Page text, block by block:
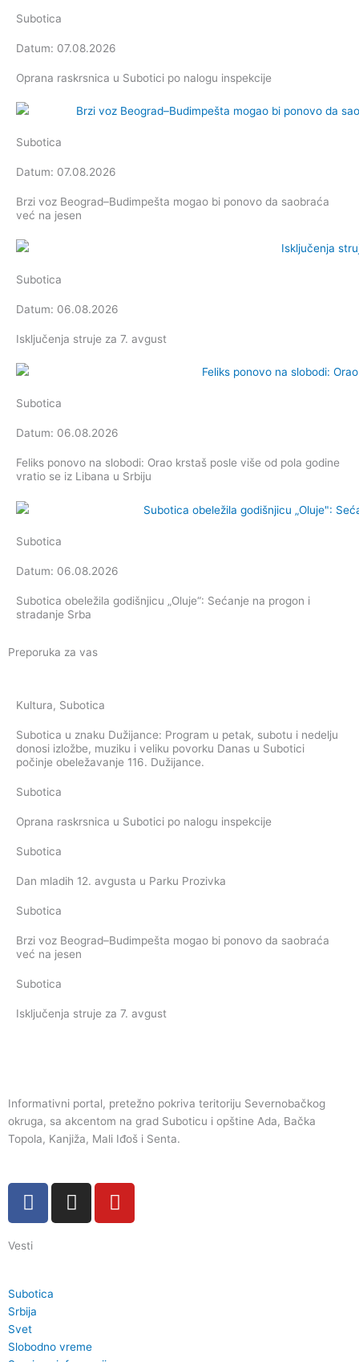
Subotica
Datum: 07.08.2026
Oprana raskrsnica u Subotici po nalogu inspekcije
Subotica
Datum: 07.08.2026
Brzi voz Beograd–Budimpešta mogao bi ponovo da saobraća
već na jesen
Subotica
Datum: 06.08.2026
Isključenja struje za 7. avgust
Subotica
Datum: 06.08.2026
Feliks ponovo na slobodi: Orao krstaš posle više od pola godine
vratio se iz Libana u Srbiju
Subotica
Datum: 06.08.2026
Subotica obeležila godišnjicu „Oluje“: Sećanje na progon i
stradanje Srba
Preporuka za vas
Kultura, Subotica
Subotica u znaku Dužijance: Program u petak, subotu i nedelju
donosi izložbe, muziku i veliku povorku Danas u Subotici
počinje obeležavanje 116. Dužijance.
Subotica
Oprana raskrsnica u Subotici po nalogu inspekcije
Subotica
Dan mladih 12. avgusta u Parku Prozivka
Subotica
Brzi voz Beograd–Budimpešta mogao bi ponovo da saobraća
već na jesen
Subotica
Isključenja struje za 7. avgust
Informativni portal, pretežno pokriva teritoriju Severnobačkog
okruga, sa akcentom na grad Suboticu i opštine Ada, Bačka
Topola, Kanjiža, Mali Iđoš i Senta.
F
a
e
o
o
k
I
n
m
Y
o
Vesti
Subotica
Srbija
Svet
Slobodno vreme